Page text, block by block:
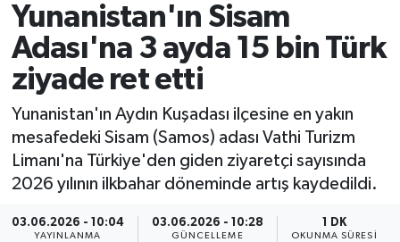
Yunanistan'ın Sisam
Adası'na 3 ayda 15 bin Türk
ziyade ret etti
Yunanistan'ın Aydın Kuşadası ilçesine en yakın
mesafedeki Sisam (Samos) adası Vathi Turizm
Limanı'na Türkiye'den giden ziyaretçi sayısında
2026 yılının ilkbahar döneminde artış kaydedildi.
03.06.2026 - 10:04
YAYINLANMA
03.06.2026 - 10:28
GÜNCELLEME
1 DK
OKUNMA SÜRESI
EĞİTİM GENÇLİK
EKONOMİ
KÖŞE YAZILARI
KÜLTÜR-SANAT-MAGAZİN
Trafik Durumu
Süper Lig Puan Durumu ve Fikstür
Tüm Manşetler
Son Dakika Haberleri